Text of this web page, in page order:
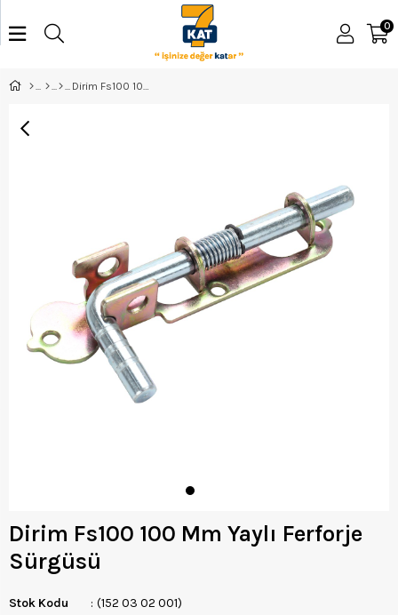
0
Dirim Fs100 100 Mm Yaylı Ferforje
Sürgüsü
Stok Kodu
(152 03 02 001)